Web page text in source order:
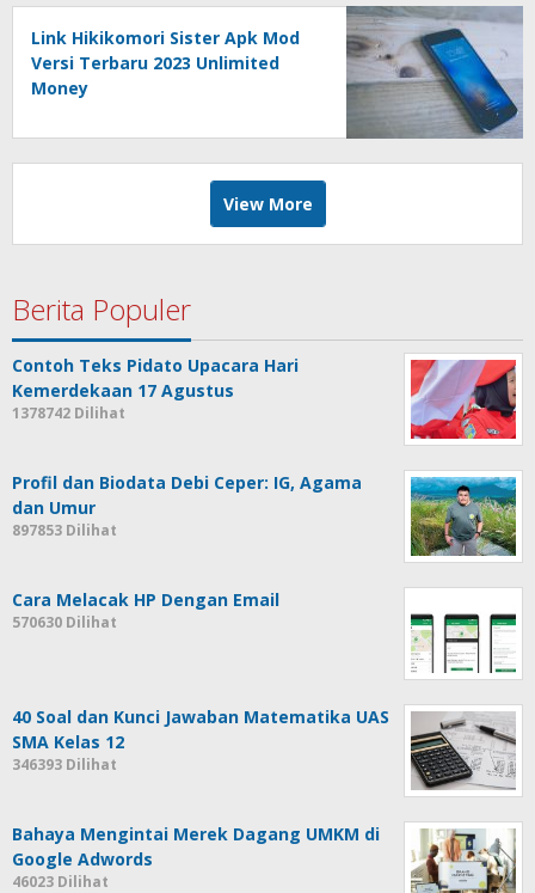
Link Hikikomori Sister Apk Mod
Versi Terbaru 2023 Unlimited
Money
View More
Berita Populer
Contoh Teks Pidato Upacara Hari
Kemerdekaan 17 Agustus
1378742 Dilihat
Profil dan Biodata Debi Ceper: IG, Agama
dan Umur
897853 Dilihat
Cara Melacak HP Dengan Email
570630 Dilihat
40 Soal dan Kunci Jawaban Matematika UAS
SMA Kelas 12
346393 Dilihat
Bahaya Mengintai Merek Dagang UMKM di
Google Adwords
46023 Dilihat